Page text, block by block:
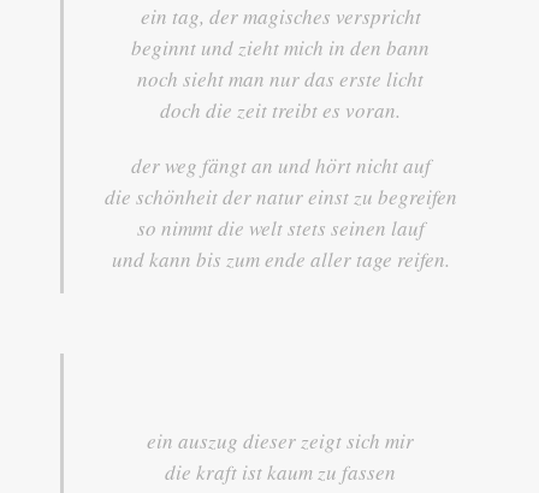
ein tag, der magisches verspricht
beginnt und zieht mich in den bann
noch sieht man nur das erste licht
doch die zeit treibt es voran.
der weg fängt an und hört nicht auf
die schönheit der natur einst zu begreifen
so nimmt die welt stets seinen lauf
und kann bis zum ende aller tage reifen.
ein auszug dieser zeigt sich mir
die kraft ist kaum zu fassen